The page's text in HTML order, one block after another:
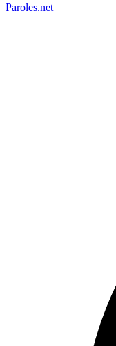
Paroles.net